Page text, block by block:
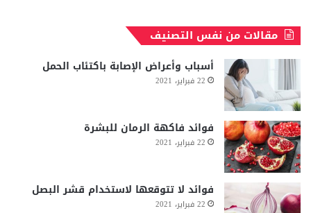
مقالات من نفس التصنيف
أسباب وأعراض الإصابة باكتئاب الحمل
22 فبراير، 2021
فوائد فاكهة الرمان للبشرة
22 فبراير، 2021
فوائد لا تتوقعها لاستخدام قشر البصل
22 فبراير، 2021